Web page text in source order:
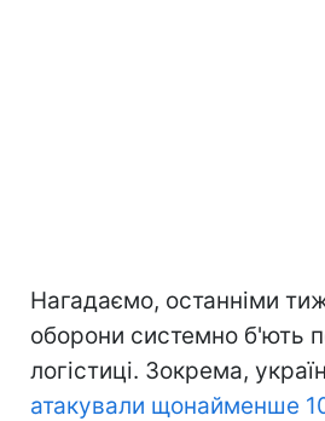
Нагадаємо, останніми
оборони системно б'ють
логістиці. Зокрема,
атакували щонайменше